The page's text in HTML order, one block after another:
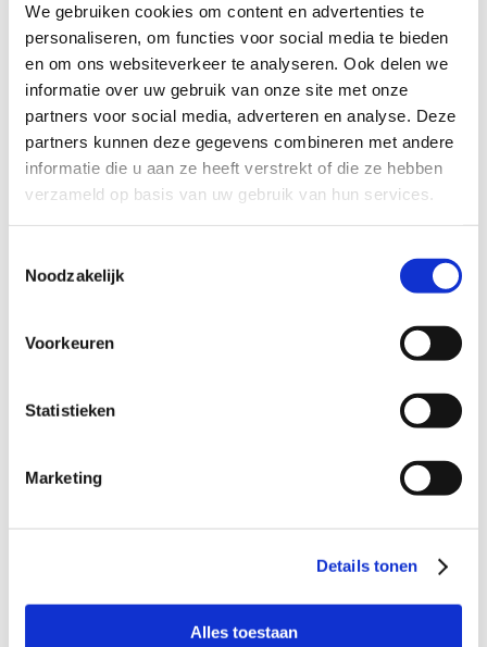
We gebruiken cookies om content en advertenties te
personaliseren, om functies voor social media te bieden
en om ons websiteverkeer te analyseren. Ook delen we
informatie over uw gebruik van onze site met onze
partners voor social media, adverteren en analyse. Deze
partners kunnen deze gegevens combineren met andere
informatie die u aan ze heeft verstrekt of die ze hebben
verzameld op basis van uw gebruik van hun services.
Noodzakelijk
Voorkeuren
Statistieken
Marketing
Details tonen
Alles toestaan
Onderdeel van het redactieteam van
provincie Limburg
Uit onze praktijk
Het veranderverhaal in een praatplaat